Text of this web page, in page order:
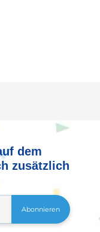
dem
zusätzlich
Abonnieren